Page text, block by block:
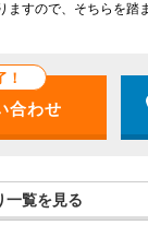
ますので、そちらを踏
！
一覧を見る